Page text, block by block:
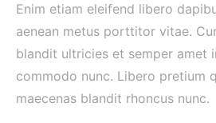
Enim etiam eleifend libero
aenean metus porttitor vitae.
blandit ultricies et semper amet
commodo nunc. Libero pretium
maecenas blandit rhoncus nunc.